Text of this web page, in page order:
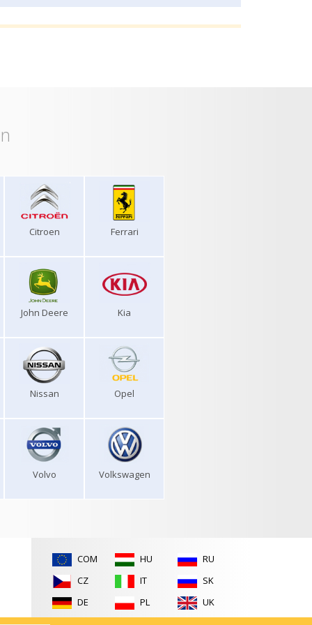
Citroen Ferrari
John Deere Kia
Nissan Opel
Volvo Volkswagen
COM
CZ
DE
HU
IT
PL
RU
SK
UK